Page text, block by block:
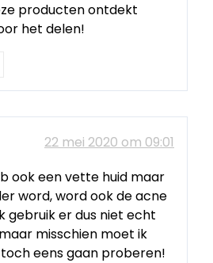
producten ontdekt
het delen!
22 mei 2020 om 09:01
ook een vette huid maar
word, word ook de acne
gebruik er dus niet echt
misschien moet ik
eens gaan proberen!